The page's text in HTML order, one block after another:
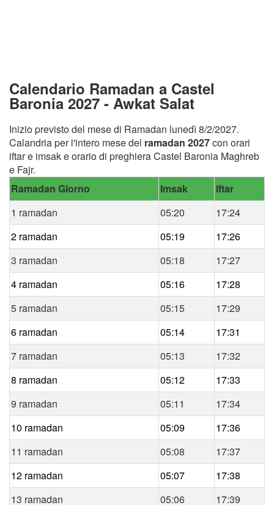
Calendario Ramadan a Castel
Baronia 2027 - Awkat Salat
Inizio previsto del mese di Ramadan lunedì 8/2/2027.
Calandria per l'intero mese del ramadan 2027con orari
iftar e imsak e orario di preghiera Castel Baronia Maghreb
e Fajr.
Ramadan Giorno
Imsak
Iftar
1 ramadan
05:20
17:24
2 ramadan
05:19
17:26
3 ramadan
05:18
17:27
4 ramadan
05:16
17:28
5 ramadan
05:15
17:29
6 ramadan
05:14
17:31
7 ramadan
05:13
17:32
8 ramadan
05:12
17:33
9 ramadan
05:11
17:34
10 ramadan
05:09
17:36
11 ramadan
05:08
17:37
12 ramadan
05:07
17:38
13 ramadan
05:06 17:39